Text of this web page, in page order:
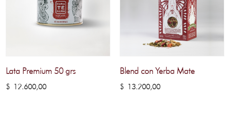
Lata Premium 50 grs
$ 12.600,00
Blend con Yerba Mate
$13.200,00